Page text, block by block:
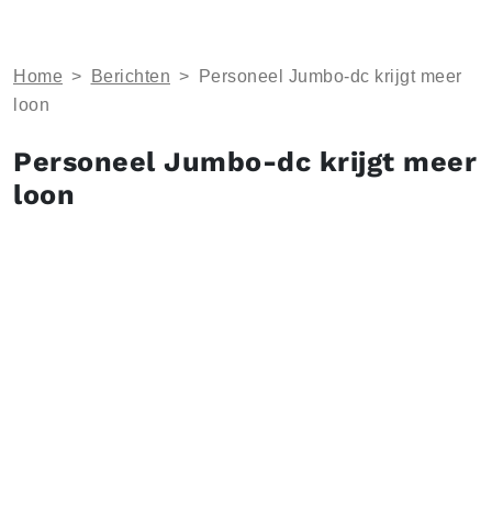
Home > Berichten >
Personeel Jumbo-dc krijgt meer
loon
Personeel Jumbo-dc krijgt meer
loon